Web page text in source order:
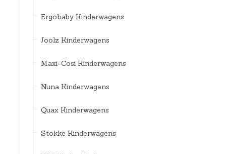
Ergobaby Kinderwagens
Joolz Kinderwagens
Maxi-Cosi Kinderwagens
Nuna Kinderwagens
Quax Kinderwagens
Stokke Kinderwagens